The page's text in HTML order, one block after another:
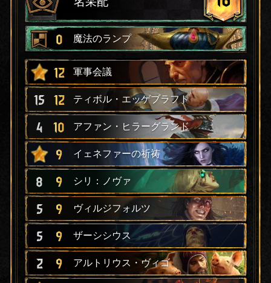
0 魔法のランプ
12 軍事会議
15 12 ティボル・エッゲブラフト
4 10 アファン・ヒラーグランド
9 イェネファーの祈祷
8 9 シリ：ノヴァ
5 9 ヴィルジフォルツ
5 9 ザーシシウス
2 9 アルトリウス・ヴィゴ